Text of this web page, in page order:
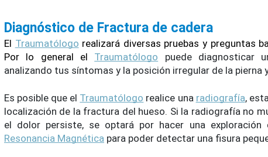
Diagnóstico de Fractura de cadera
El Traumatólogo realizará diversas pruebas y preguntas
Por lo general el Traumatólogo puede diagnosticar
analizando tus síntomas y la posición irregular de la pierna
Es posible que el Traumatólogo realice una radiografía,
localización de la fractura del hueso. Si la radiografía no
Resonancia Magnética para poder detectar una fisura